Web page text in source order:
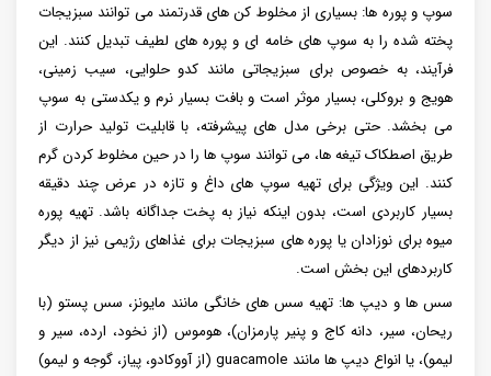
سوپ و پوره ها: بسیاری از مخلوط کن های قدرتمند می توانند سبزیجات
پخته شده را به سوپ های خامه ای و پوره های لطیف تبدیل کنند. این
فرآیند، به خصوص برای سبزیجاتی مانند کدو حلوایی، سیب زمینی،
هویج و بروکلی، بسیار موثر است و بافت بسیار نرم و یکدستی به سوپ
می بخشد. حتی برخی مدل های پیشرفته، با قابلیت تولید حرارت از
طریق اصطکاک تیغه ها، می توانند سوپ ها را در حین مخلوط کردن گرم
کنند. این ویژگی برای تهیه سوپ های داغ و تازه در عرض چند دقیقه
بسیار کاربردی است، بدون اینکه نیاز به پخت جداگانه باشد. تهیه پوره
میوه برای نوزادان یا پوره های سبزیجات برای غذاهای رژیمی نیز از دیگر
کاربردهای این بخش است.
سس ها و دیپ ها: تهیه سس های خانگی مانند مایونز، سس پستو (با
ریحان، سیر، دانه کاج و پنیر پارمزان)، هوموس (از نخود، ارده، سیر و
لیمو)، یا انواع دیپ ها مانند guacamole (از آووکادو، پیاز، گوجه و لیمو)